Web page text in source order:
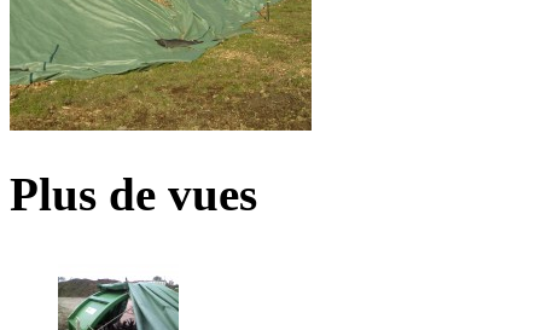
Plus de vues